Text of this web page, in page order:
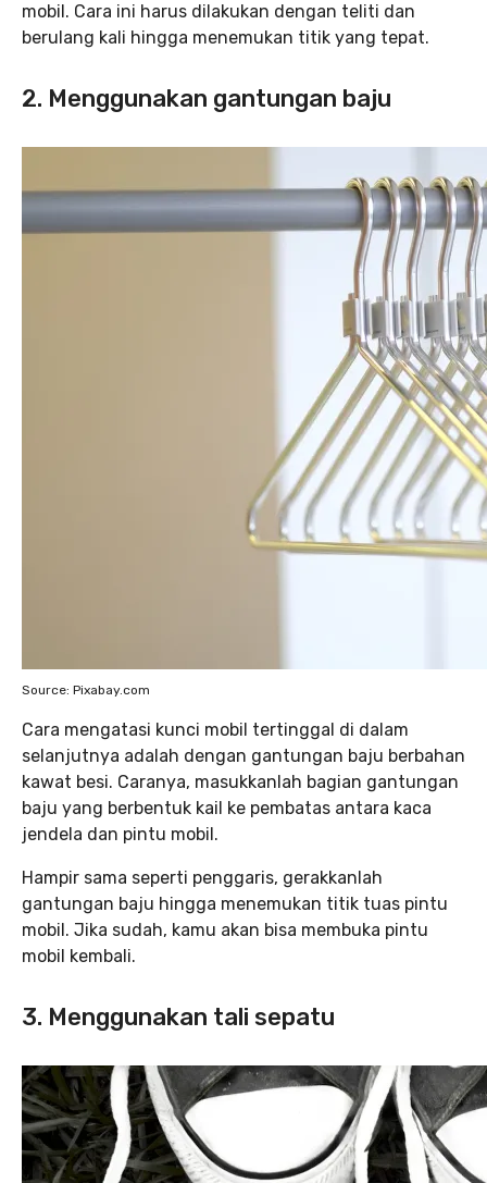
mobil. Cara ini harus dilakukan dengan teliti dan
berulang kali hingga menemukan titik yang tepat.
2. Menggunakan gantungan baju
Source: Pixabay.com
Cara mengatasi kunci mobil tertinggal di dalam
selanjutnya adalah dengan gantungan baju berbahan
kawat besi. Caranya, masukkanlah bagian gantungan
baju yang berbentuk kail ke pembatas antara kaca
jendela dan pintu mobil.
Hampir sama seperti penggaris, gerakkanlah
gantungan baju hingga menemukan titik tuas pintu
mobil. Jika sudah, kamu akan bisa membuka pintu
mobil kembali.
3. Menggunakan tali sepatu